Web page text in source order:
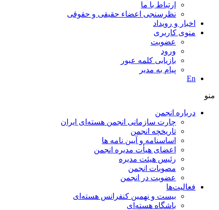
ارتباط با ما
نظر‌سنجی اعضاء حقیقی و حقوقی
اخبار و رويداد
منوی کاربری
عضویت
ورود
بازیابی کلمه عبور
پیام به مدير
En
منو
درباره انجمن
چارت سازمانی انجمن هسته‌ای ایران
تاریخچه انجمن
اساسنامه و آیین نامه ها
اعضای هیأت مدیره انجمن
رئیس هیئت مدیره
مصوبات انجمن
عضویت در انجمن
فعالیت‌ها
بیست و نهمین کنفرانس هسته‌ای
باشگاه هسته‌ای